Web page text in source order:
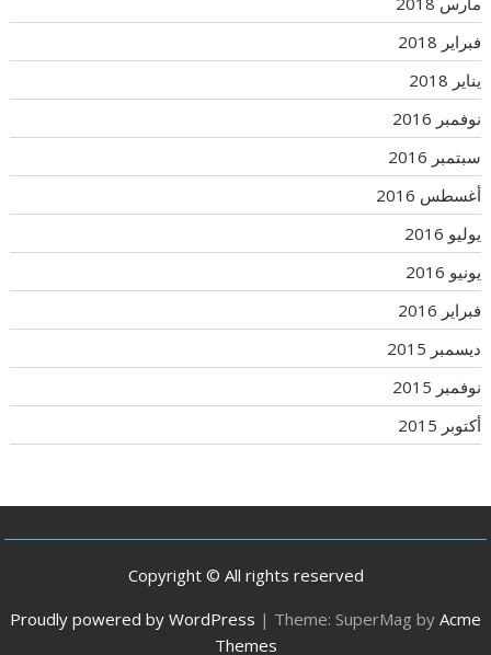
فبراير 2018
يناير 2018
نوفمبر 2016
سبتمبر 2016
أغسطس 2016
يوليو 2016
يونيو 2016
فبراير 2016
ديسمبر 2015
نوفمبر 2015
أكتوبر 2015
Copyright © All rights reserved
Proudly powered by WordPress | Theme: SuperMag by Acme
Themes